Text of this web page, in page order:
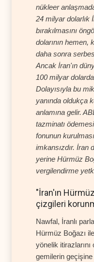
nükleer
24 milyar dolarlık
bırakılmasını
dolarının hemen,
daha sonra
Ancak İran'ın
100 milyar
Dolayısıyla bu
yanında oldukça
anlamına gelir.
tazminatı
fonunun
imkansızdır. İran
yerine Hürmüz
vergilendirme
"İran'ın
çizgileri
Nawfal, İranlı
Hürmüz Boğazı
yönelik
gemilerin